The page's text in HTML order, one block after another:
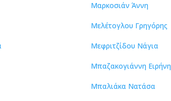
Μαρκοσιάν Άννη
Μελέτογλου Γρηγόρης
Μεφριτζίδου Νάγια
Μπαζακογιάννη Ειρήνη
Μπαλιάκα Νατάσα